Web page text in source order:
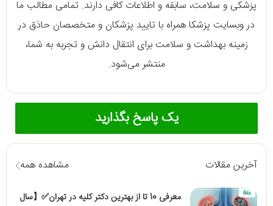
پزشکی و سلامت، سابقه و اطلاعات کافی دارند. تمامی مطالب ما
در وبسایت پزشکا همراه با تایید پزشکان و متخصصان حاذق در
زمینه بهداشت و سلامت برای انتقال دانش و تجربه به شما،
منتشر می‌شود.
یک پاسخ بگذارید
آخرین مقالات مشاهده همه
معرفی 10 تا از بهترین دکتر کلیه در تهران✅【سال